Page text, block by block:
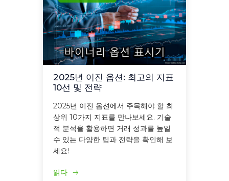
2025년 이진 옵션: 최고의 지표
10선 및 전략
2025년 이진 옵션에서 주목해야 할 최
상위 10가지 지표를 만나보세요. 기술
적 분석을 활용하면 거래 성과를 높일
수 있는 다양한 팁과 전략을 확인해 보
세요!
읽다